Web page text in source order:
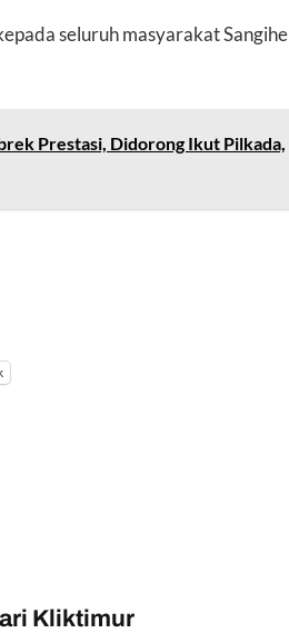
seluruh masyarakat Sangihe
Prestasi, Didorong Ikut Pilkada,
Kliktimur